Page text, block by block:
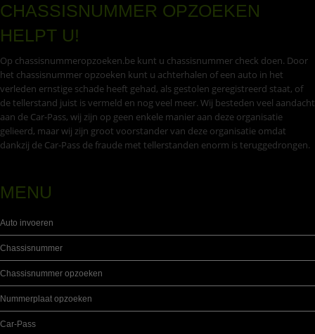
CHASSISNUMMER OPZOEKEN
HELPT U!
Op chassisnummeropzoeken.be kunt u chassisnummer check doen. Door
het chassisnummer opzoeken kunt u achterhalen of een auto in het
verleden ernstige schade heeft gehad, als gestolen geregistreerd staat, of
de tellerstand juist is vermeld en nog veel meer. Wij besteden veel aandacht
aan de Car-Pass, wij zijn op geen enkele manier aan deze organisatie
gelieerd, maar wij zijn groot voorstander van deze organisatie omdat
dankzij de Car-Pass de fraude met tellerstanden enorm is teruggedrongen.
MENU
Auto invoeren
Chassisnummer
Chassisnummer opzoeken
Nummerplaat opzoeken
Car-Pass